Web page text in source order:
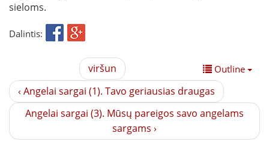
sieloms.
Dalintis:
Outline
‹ Angelai sargai (1). Tavo geriausias draugas
viršun
Angelai sargai (3). Mūsų pareigos savo angelams
sargams ›